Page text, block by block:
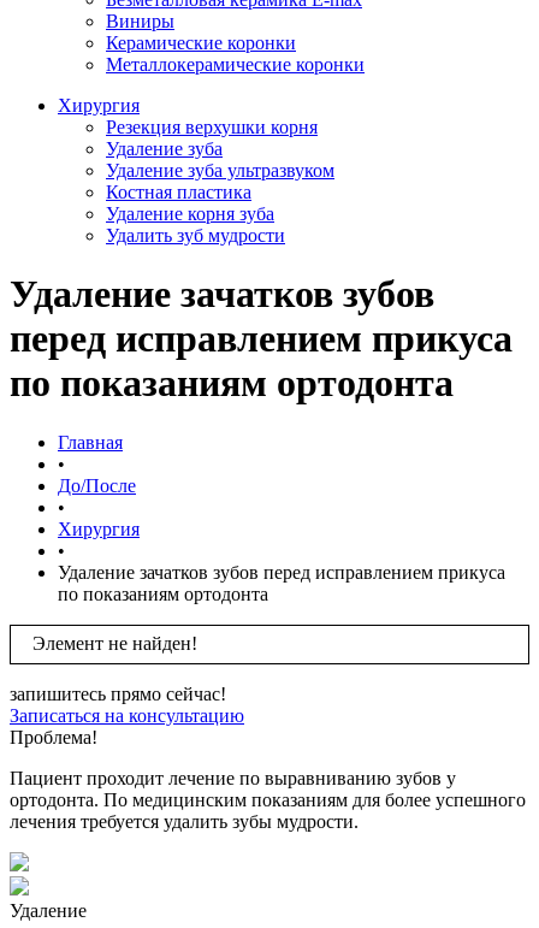
Виниры
Керамические коронки
Металлокерамические коронки
Хирургия
Резекция верхушки корня
Удаление зуба
Удаление зуба ультразвуком
Костная пластика
Удаление корня зуба
Удалить зуб мудрости
Удаление зачатков зубов
перед исправлением прикуса
по показаниям ортодонта
Главная
•
До/После
•
Хирургия
•
Удаление зачатков зубов перед исправлением прикуса
по показаниям ортодонта
Элемент не найден!
запишитесь прямо сейчас!
Записаться на консультацию
Проблема!
Пациент проходит лечение по выравниванию зубов у
ортодонта. По медицинским показаниям для более успешного
лечения требуется удалить зубы мудрости.
Удаление